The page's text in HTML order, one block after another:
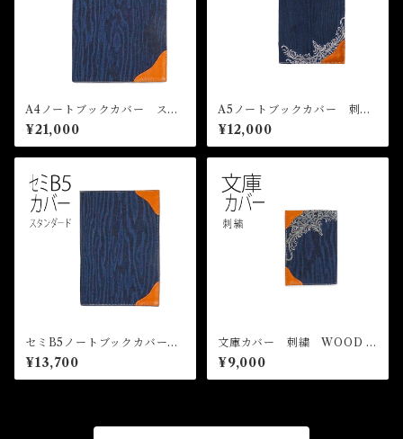
A4ノートブックカバー スタ
ンダード WOOD DENIM
ノートカバー デニム 革
¥21,000
A5ノートブックカバー 刺
繍 WOOD DENIM ノート
カバー デニム 革
¥12,000
セミB5ノートブックカバー
スタンダード WOOD DENI
M ノートカバー デニム
革 B5
¥13,700
文庫カバー 刺繍 WOOD D
ENIM ブックカバー デニ
ム 革
¥9,000